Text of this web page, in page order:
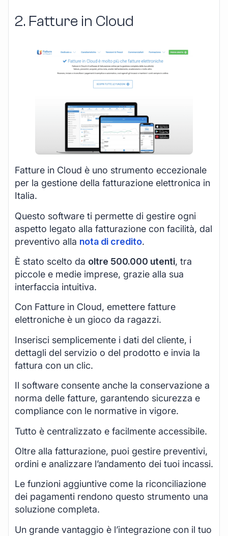
2. Fatture in Cloud
Fatture in Cloud è uno strumento eccezionale
per la gestione della fatturazione elettronica in
Italia.
Questo software ti permette di gestire ogni
aspetto legato alla fatturazione con facilità, dal
preventivo alla nota di credito.
È stato scelto da oltre 500.000 utenti, tra
piccole e medie imprese, grazie alla sua
interfaccia intuitiva.
Con Fatture in Cloud, emettere fatture
elettroniche è un gioco da ragazzi.
Inserisci semplicemente i dati del cliente, i
dettagli del servizio o del prodotto e invia la
fattura con un clic.
Il software consente anche la conservazione a
norma delle fatture, garantendo sicurezza e
compliance con le normative in vigore.
Tutto è centralizzato e facilmente accessibile.
Oltre alla fatturazione, puoi gestire preventivi,
ordini e analizzare l’andamento dei tuoi incassi.
Le funzioni aggiuntive come la riconciliazione
dei pagamenti rendono questo strumento una
soluzione completa.
Un grande vantaggio è l’integrazione con il tuo